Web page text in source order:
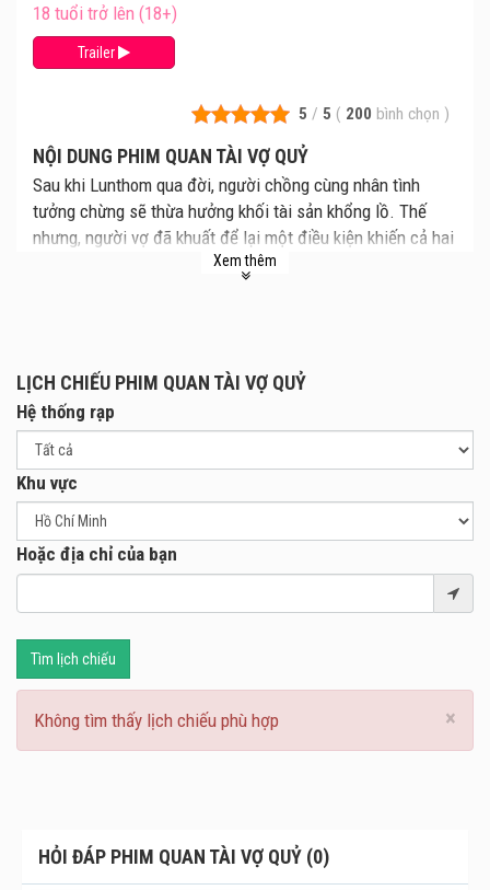
5 / 5 ( 200 bình chọn )
NỘI DUNG PHIM QUAN TÀI VỢ QUỶ
Sau khi Lunthom qua đời, người chồng cùng nhân tình
tưởng chừng sẽ thừa hưởng khối tài sản khổng lồ. Thế
nhưng, người vợ đã khuất để lại một điều kiện khiến cả hai
rùng mình: họ chỉ được nhận gia sản nếu cùng sống 100
Xem thêm
18 tuổi trở lên (18+)
Trailer
LỊCH CHIẾU PHIM QUAN TÀI VỢ QUỶ
Hệ thống rạp
Khu vực
Hoặc địa chỉ của bạn
Tìm lịch chiếu
×
Không tìm thấy lịch chiếu phù hợp
HỎI ĐÁP PHIM QUAN TÀI VỢ QUỶ (0)